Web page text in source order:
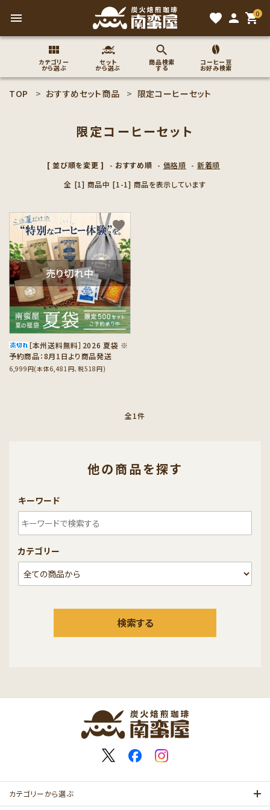
menu favorite person 0
shopping_cart
カテゴリー
から選ぶ
セット
から選ぶ
商品検索
する
コーヒー豆
お好み検索
search
person 新規会員登録
コーヒー豆のこだわり
コーヒー豆お好み検索
カテゴリーから探す
セット商品から探す
ご利用ガイド
インフォメーション
TOP おすすめセット商品 限定コーヒーセット
限定コーヒーセット
[ 並び順を変更 ] - おすすめ順 - 価格順 - 新着順
全 [1] 商品中 [1-1] 商品を表示しています
売り切れ中
［本州送料無料］2026 夏袋 ※
予約商品：8月1日より商品発送
6,999円(本体6,481円、税518円)
favorite
全1件
他の商品を探す
キーワード
カテゴリー
検索する
カテゴリーから選ぶ